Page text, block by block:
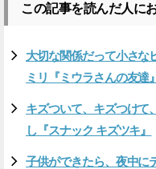
この記事を読んだ人に
大切な関係だって小さ
ミリ『ミウラさんの友達』
キズついて、キズつけて
し『スナック キズツキ』
子供ができたら、夜中に